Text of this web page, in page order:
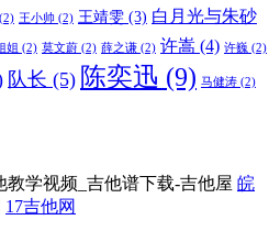
(2) 王小帅 (2) 王靖雯 (3) 白月光与朱砂
姐 (2) 莫文蔚 (2) 薛之谦 (2) 许嵩 (4) 许巍 (2)
队长 (5) 陈奕迅 (9) 马健涛 (2)
学视频_吉他谱下载-吉他屋 皖
17吉他网